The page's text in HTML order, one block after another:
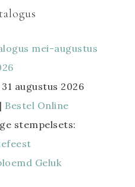
augustus 2026
| Bestel Online
stempelsets:
Geluk